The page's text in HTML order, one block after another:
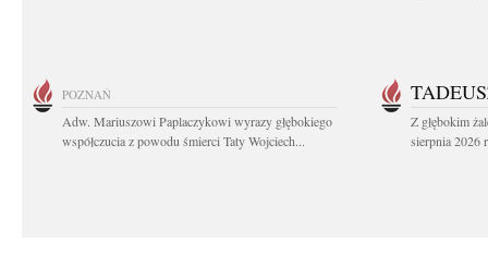
POZNAŃ
Adw. Mariuszowi Paplaczykowi wyrazy głębokiego
współczucia z powodu śmierci Taty Wojciech...
Z głębokim
sierpnia 2026